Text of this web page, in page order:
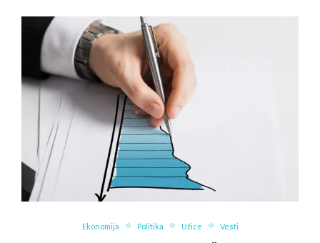
Ekonomija Politika Užice Vesti